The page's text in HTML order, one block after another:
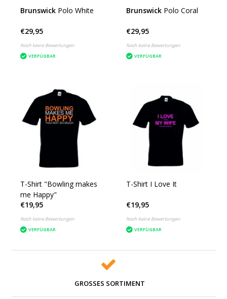
Brunswick Polo White
€29,95
Noch keine Bewertungen
VERFÜGBAR
Brunswick Polo Coral
€29,95
Noch keine Bewertungen
VERFÜGBAR
T-Shirt "Bowling makes
me Happy"
€19,95
Noch keine Bewertungen
VERFÜGBAR
T-Shirt I Love It
€19,95
Noch keine Bewertungen
VERFÜGBAR
GROSSES SORTIMENT